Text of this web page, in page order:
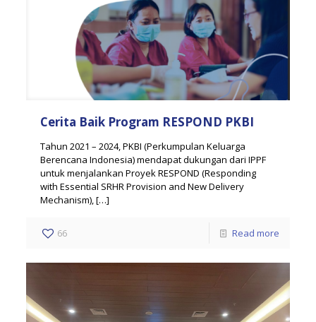
Cerita Baik Program RESPOND PKBI
Tahun 2021 – 2024, PKBI (Perkumpulan Keluarga
Berencana Indonesia) mendapat dukungan dari IPPF
untuk menjalankan Proyek RESPOND (Responding
with Essential SRHR Provision and New Delivery
Mechanism),[…]
66 Read more